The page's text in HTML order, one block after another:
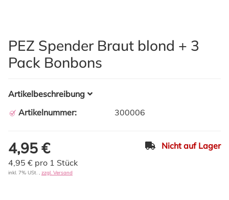
PEZ Spender Braut blond + 3
Pack Bonbons
Artikelbeschreibung
Artikelnummer:
300006
4,95 €
Nicht auf Lager
4,95 € pro 1 Stück
inkl. 7% USt. , zzgl. Versand